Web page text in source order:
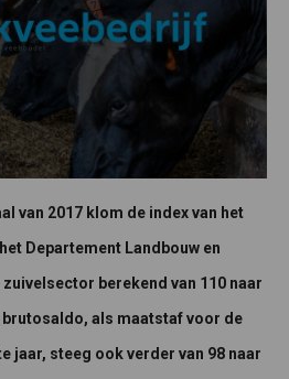
van 2017 klom de index van het
Departement Landbouw en
berekend van 110 naar
als maatstaf voor de
jaar, steeg ook verder van 98 naar